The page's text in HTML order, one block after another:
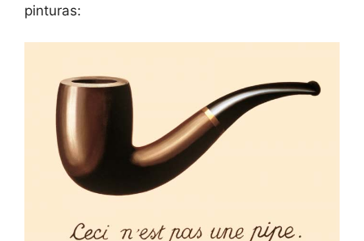
pinturas: